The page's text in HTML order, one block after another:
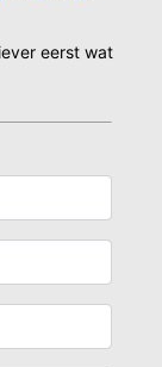
eerst wat